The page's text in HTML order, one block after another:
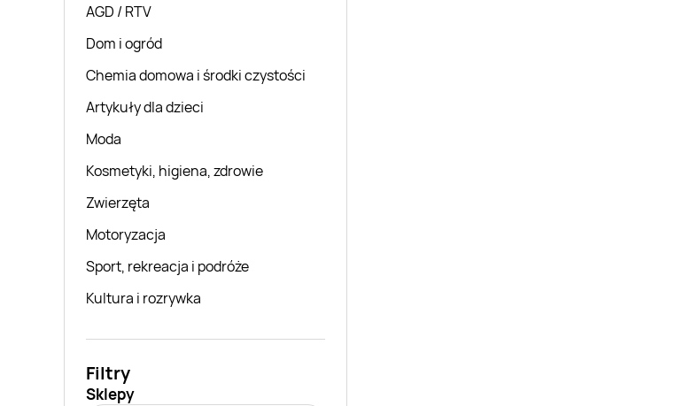
AGD / RTV
Dom i ogród
Chemia domowa i środki czystości
Artykuły dla dzieci
Moda
Kosmetyki, higiena, zdrowie
Zwierzęta
Motoryzacja
Sport, rekreacja i podróże
Kultura i rozrywka
Filtry
Sklepy